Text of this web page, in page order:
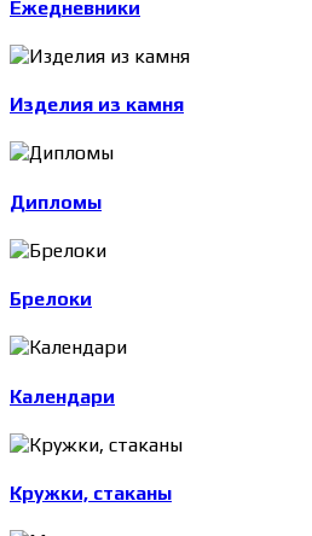
Ежедневники
Изделия из камня
Дипломы
Брелоки
Календари
Кружки, стаканы